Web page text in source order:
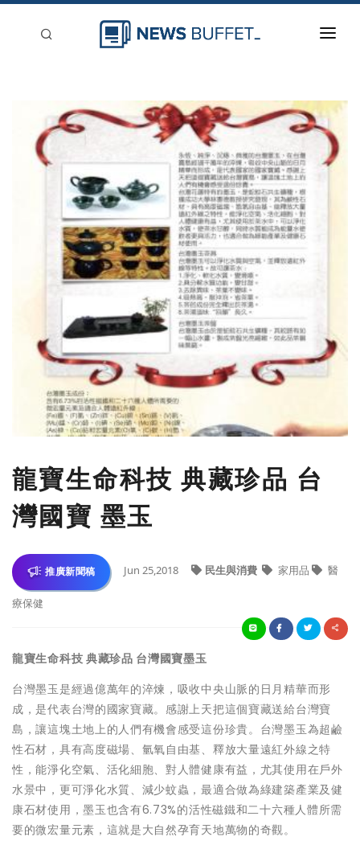
新聞稿分類
龍寶生命科技 典藏珍品 台
灣國寶 墨玉
推廣新聞稿 Jun 25,2018 民生與消費 家用品 醫
療保健
龍寶生命科技 典藏珍品 台灣國寶墨玉
台灣墨玉是經過億萬年的淬煉，吸收中央山脈的日月精華而形
成，是代表台灣的國家寶藏。感謝上天把這個寶藏送給台灣寶
島，讓這塊土地上的人們有機會感受這份珍貴。台灣墨玉為超鹼
性石材，具有高度磁場、氫氧自由基、釋放大量遠紅外線之特
性，能淨化空氣、活化細胞、對人體健康有益，尤其使用在戶外
水景中，更可淨化水質、減少蚊蟲，最適合做為綠建築產業及健
康石材使用，墨玉也含有6.73%的活性磁鐵和二十六種人體所需
要的微宏量元素，這就是大自然孕育天地萬物的奇觀。